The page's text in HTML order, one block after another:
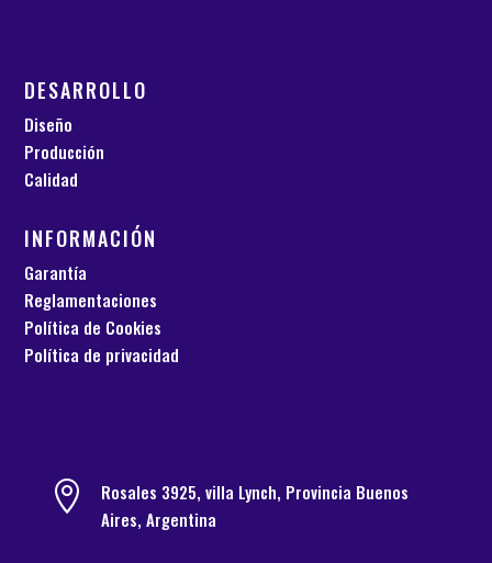
DESARROLLO
Diseño
Producción
Calidad
INFORMACIÓN
Garantía
Reglamentaciones
Política de Cookies
Política de privacidad

Rosales 3925, villa Lynch, Provincia Buenos
Aires, Argentina